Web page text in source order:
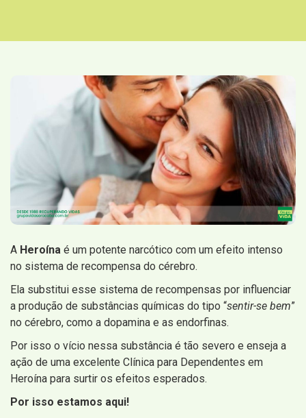
A Heroína é um potente narcótico com um efeito intenso
no sistema de recompensa do cérebro.
Ela substitui esse sistema de recompensas por influenciar
a produção de substâncias químicas do tipo “sentir-se bem”
no cérebro, como a dopamina e as endorfinas.
Por isso o vício nessa substância é tão severo e enseja a
ação de uma excelente Clínica para Dependentes em
Heroína para surtir os efeitos esperados.
Por isso estamos aqui!